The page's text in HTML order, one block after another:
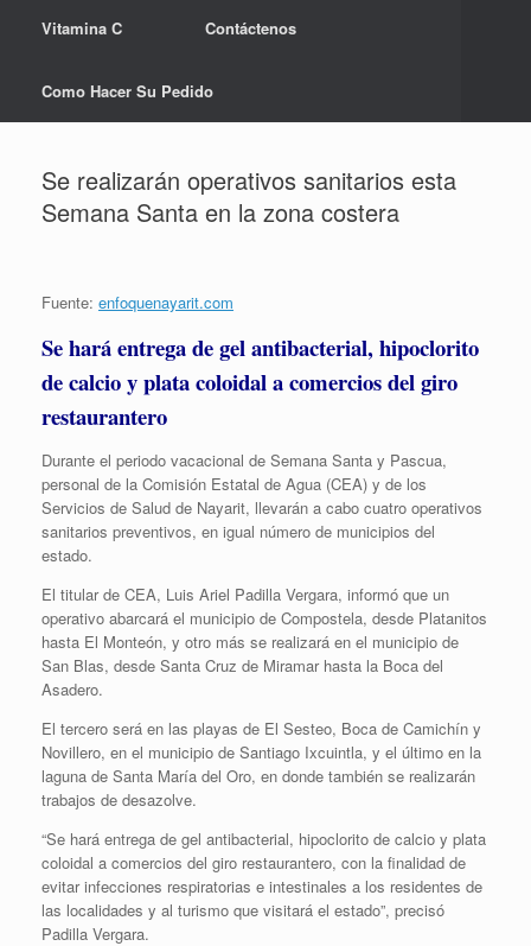
Vitamina C Contáctenos
Como Hacer Su Pedido
Se realizarán operativos sanitarios esta
Semana Santa en la zona costera
Fuente: enfoquenayarit.com
Se hará entrega de gel antibacterial, hipoclorito
de calcio y plata coloidal a comercios del giro
restaurantero
Durante el periodo vacacional de Semana Santa y Pascua,
personal de la Comisión Estatal de Agua (CEA) y de los
Servicios de Salud de Nayarit, llevarán a cabo cuatro operativos
sanitarios preventivos, en igual número de municipios del
estado.
El titular de CEA, Luis Ariel Padilla Vergara, informó que un
operativo abarcará el municipio de Compostela, desde Platanitos
hasta El Monteón, y otro más se realizará en el municipio de
San Blas, desde Santa Cruz de Miramar hasta la Boca del
Asadero.
El tercero será en las playas de El Sesteo, Boca de Camichín y
Novillero, en el municipio de Santiago Ixcuintla, y el último en la
laguna de Santa María del Oro, en donde también se realizarán
trabajos de desazolve.
“Se hará entrega de gel antibacterial, hipoclorito de calcio y plata
coloidal a comercios del giro restaurantero, con la finalidad de
evitar infecciones respiratorias e intestinales a los residentes de
las localidades y al turismo que visitará el estado”, precisó
Padilla Vergara.